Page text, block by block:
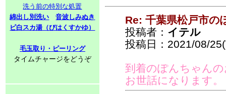
洗う前の特別な処置
綿出し別洗い
音波しみぬき
ビ白スカ湯（びはくすかゆ）
毛玉取り・ピーリング
タイムチャージをどうぞ
Re: 千葉県松戸市の
投稿者： イテル
投稿日：2021/08/
到着のぽんちゃん
お世話になります。